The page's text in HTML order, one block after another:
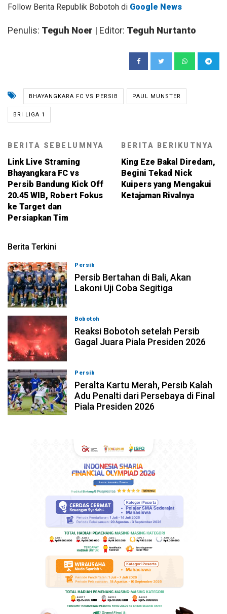
Follow Berita Republik Bobotoh di Google News
Penulis: Teguh Noer | Editor: Teguh Nurtanto
BHAYANGKARA FC VS PERSIB PAUL MUNSTER
BRI LIGA 1
BERITA SEBELUMNYA
Link Live Straming
Bhayangkara FC vs
Persib Bandung Kick Off
20.45 WIB, Robert Fokus
ke Target dan
Persiapkan Tim
BERITA BERIKUTNYA
King Eze Bakal Diredam,
Begini Tekad Nick
Kuipers yang Mengakui
Ketajaman Rivalnya
Berita Terkini
Persib
Persib Bertahan di Bali, Akan
Lakoni Uji Coba Segitiga
Bobotoh
Reaksi Bobotoh setelah Persib
Gagal Juara Piala Presiden 2026
Persib
Peralta Kartu Merah, Persib Kalah
Adu Penalti dari Persebaya di Final
Piala Presiden 2026